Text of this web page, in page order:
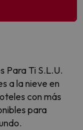
Para Ti S.L.U.
a la nieve en
con más
para